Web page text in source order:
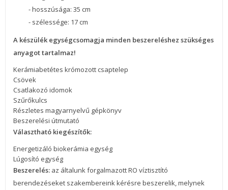
- hosszúsága: 35 cm
- szélessége: 17 cm
A készülék egységcsomagja minden beszereléshez szükséges
anyagot tartalmaz!
Kerámiabetétes krómozott csaptelep
Csövek
Csatlakozó idomok
Szűrőkulcs
Részletes magyarnyelvű gépkönyv
Beszerelési útmutató
Választható kiegészítők:
Energetizáló biokerámia egység
Lúgosító egység
Beszerelés: az általunk forgalmazott RO víztisztító
berendezéseket szakembereink kérésre beszerelik, melynek